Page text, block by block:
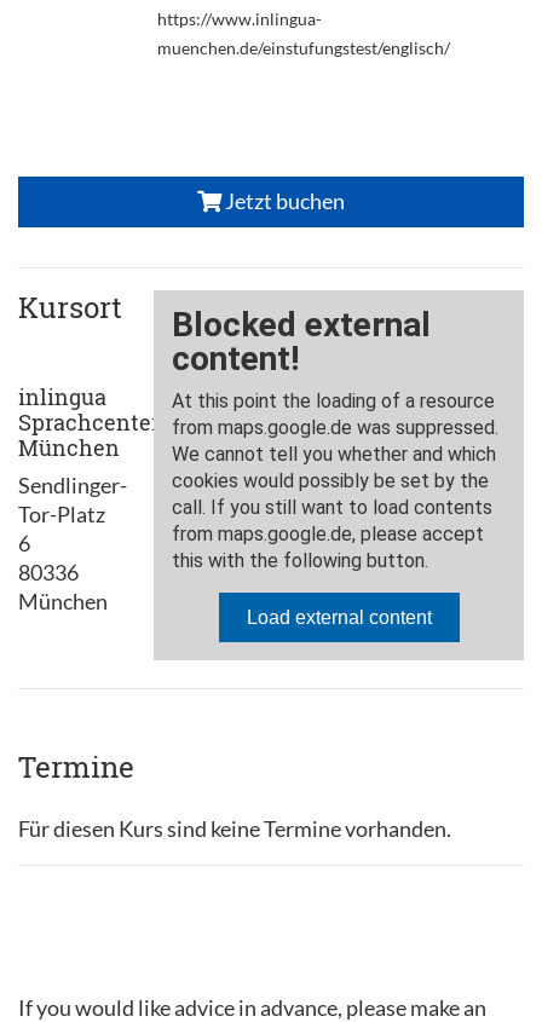
https://www.inlingua-
muenchen.de/einstufungstest/englisch/
Jetzt buchen
Kursort
inlingua
Sprachcenter
München
Sendlinger-
Tor-Platz
6
80336
München
Termine
Für diesen Kurs sind keine Termine vorhanden.
If you would like advice in advance, please make an